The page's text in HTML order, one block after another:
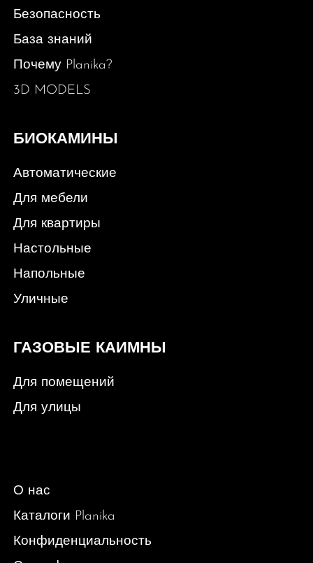
Безопасность
База знаний
Почему Planika?
3D MODELS
БИОКАМИНЫ
Автоматические
Для мебели
Для квартиры
Настольные
Напольные
Уличные
ГАЗОВЫЕ КАИМНЫ
Для помещений
Для улицы
О нас
Каталоги Planika
Конфиденциальность